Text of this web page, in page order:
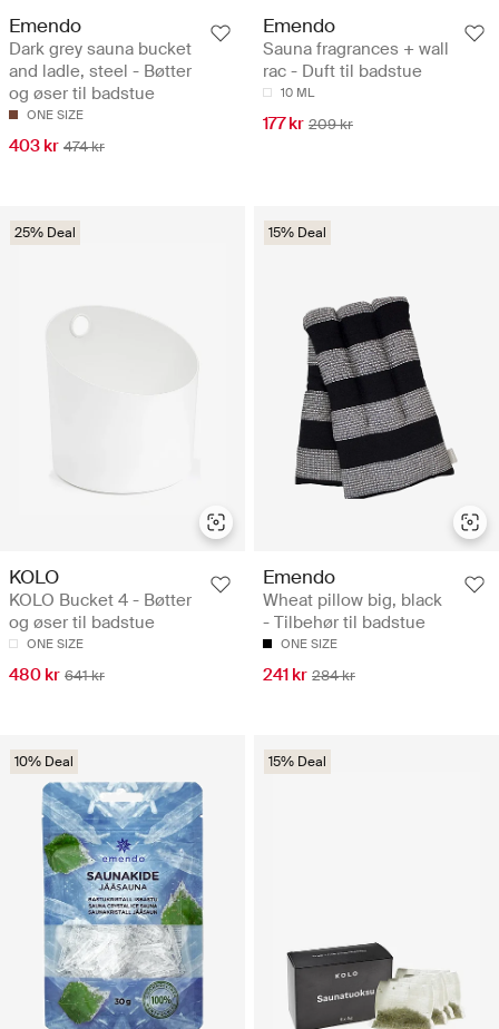
Emendo
Dark grey sauna bucket
and ladle, steel - Bøtter
og øser til badstue
ONE SIZE
403 kr 474 kr
Emendo
Sauna fragrances + wall
rac - Duft til badstue
10 ML
177 kr 209 kr
25% Deal
KOLO
KOLO Bucket 4 - Bøtter
og øser til badstue
ONE SIZE
480 kr 641 kr
15% Deal
Emendo
Wheat pillow big, black
- Tilbehør til badstue
ONE SIZE
241 kr 284 kr
10% Deal 15% Deal